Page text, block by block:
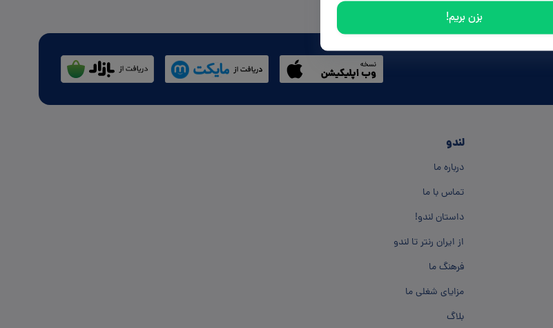
لندو
درباره ما
تماس با ما
داستان لندو!
از ایران رنتر تا لندو
فرهنگ ما
مزایای شغلی ما
بلاگ
بزن بریم!